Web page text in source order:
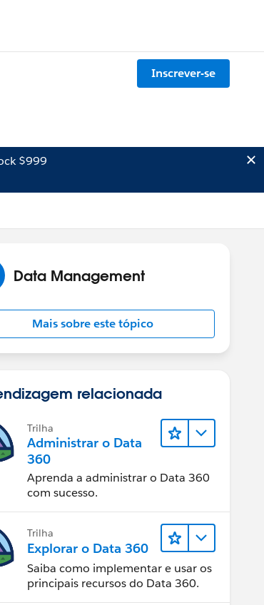
Inscrever-se
$999
Data Management
Mais sobre este tópico
relacionada
Trilha
Administrar o Data
360
Aprenda a administrar o Data 360
com sucesso.
Trilha
Explorar o Data 360
Saiba como implementar e usar os
principais recursos do Data 360.